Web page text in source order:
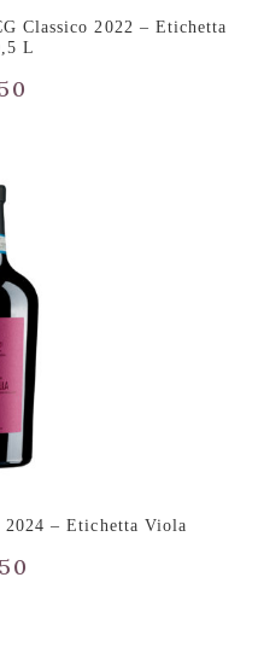
Classico 2022 – Etichetta
L
2024 – Etichetta Viola